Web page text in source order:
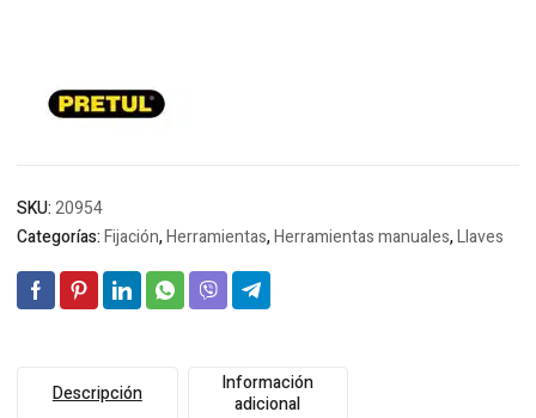
SKU:20954
Categorías:Fijación,Herramientas,Herramientas manuales,Llaves
Descripción
Información
adicional